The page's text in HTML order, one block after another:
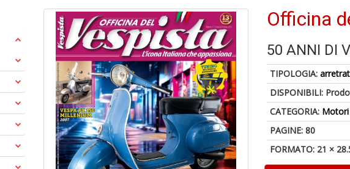
Officina
50 ANNI DI
TIPOLOGIA:
DISPONIBILI:
CATEGORIA:
PAGINE: 80
FORMATO: 21 ×